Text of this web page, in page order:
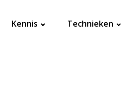
Kennis Technieken